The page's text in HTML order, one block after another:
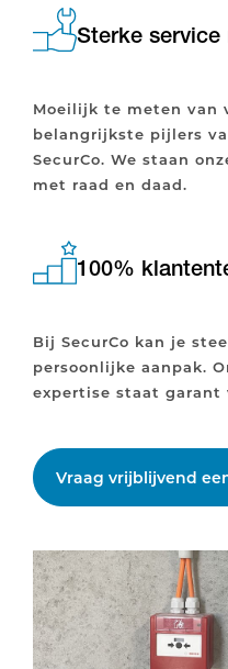
Sterke
Moeilijk te meten van
belangrijkste pijlers
SecurCo. We staan
met raad en daad.
100%
Bij SecurCo kan je
persoonlijke aanpak.
expertise staat garant
Vraag vrijblijvend